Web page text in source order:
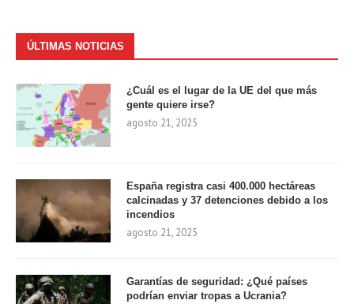
ÚLTIMAS NOTICIAS
¿Cuál es el lugar de la UE del que más
gente quiere irse?
agosto 21, 2025
España registra casi 400.000 hectáreas
calcinadas y 37 detenciones debido a los
incendios
agosto 21, 2025
Garantías de seguridad: ¿Qué países
podrían enviar tropas a Ucrania?